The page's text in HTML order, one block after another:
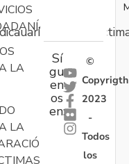
LA
LA
Sí
gu
en
os
en:
©
Copyrigth
2023
-
Todos
los